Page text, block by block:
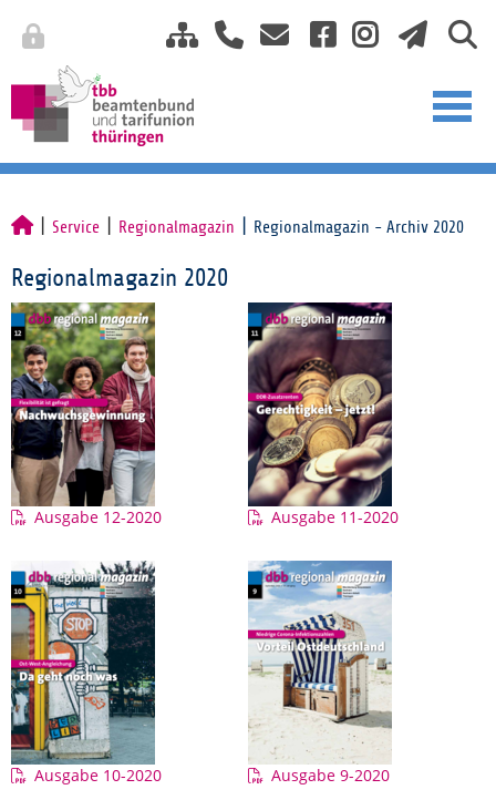
Service Regionalmagazin Regionalmagazin - Archiv 2020
Regionalmagazin 2020
Ausgabe 12-2020 Ausgabe 11-2020
Ausgabe 10-2020 Ausgabe 9-2020